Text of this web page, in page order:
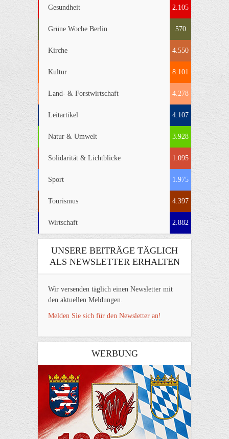
Gesundheit 2.105
Grüne Woche Berlin 570
Kirche 4.550
Kultur 8.101
Land- & Forstwirtschaft 4.278
Leitartikel 4.107
Natur & Umwelt 3.928
Solidarität & Lichtblicke 1.095
Sport 1.975
Tourismus 4.397
Wirtschaft 2.882
UNSERE BEITRÄGE TÄGLICH
ALS NEWSLETTER ERHALTEN
Wir versenden täglich einen Newsletter mit
den aktuellen Meldungen.
Melden Sie sich für den Newsletter an!
WERBUNG